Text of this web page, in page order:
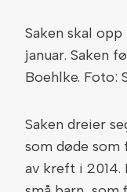
Saken skal
januar. Saken
Boehlke. Foto:
Saken dreier
som døde
av kreft i